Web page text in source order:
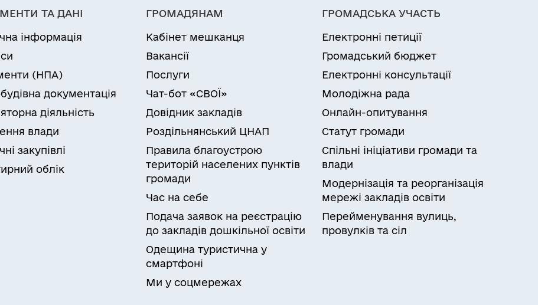
у державній реєстрації із зазначенням виключного переліку підстав для відмови.
у заяві про державну реєстрацію, відомостям, зазначеним у документах, поданих для
що містяться в Єдиному державному реєстрі юридичних осіб, фізичних осіб –
чи інших інформаційних системах, використання яких передбачено Законом України
фізичних осіб – підприємців та громадських формувань»
у документах, поданих для державної реєстрації, відомостям, що містяться в Єдиному
осіб – підприємців та громадських формувань чи інших інформаційних системах,
України «Про державну реєстрацію юридичних осіб, фізичних осіб – підприємців та
державної реєстрації.
оскаржувача
підпункт 7 пункту 1
Порядку функціонування порталу електронних сервісів юридичних осіб,
формувань, що не мають статусу юридичної особи" розділ ІІ
ТА ДАНІ
інформація
(НПА)
документація
діяльність
влади
закупівлі
облік
ГРОМАДЯНАМ
Кабінет мешканця
Вакансії
Послуги
Чат-бот «СВОЇ»
Довідник закладів
Роздільнянський ЦНАП
Правила благоустрою
територій населених пунктів
громади
Час на себе
Подача заявок на реєстрацію
до закладів дошкільної освіти
Одещина туристична у
смартфоні
Ми у соцмережах
ГРОМАДСЬКА УЧАСТЬ
Електронні петиції
Громадський бюджет
Електронні консультації
Молодіжна рада
Онлайн-опитування
Статут громади
Спільні ініціативи громади та
влади
Модернізація та реорганізація
мережі закладів освіти
Перейменування вулиць,
провулків та сіл